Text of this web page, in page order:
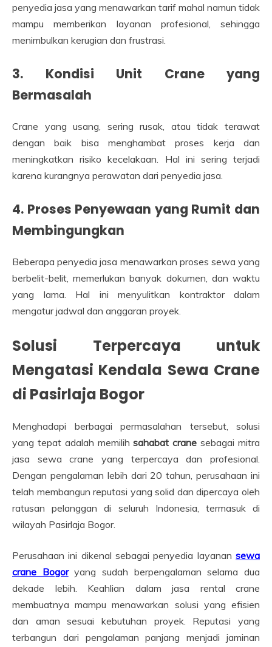
penyedia jasa yang menawarkan tarif mahal namun tidak
mampu memberikan layanan profesional, sehingga
menimbulkan kerugian dan frustrasi.
3. Kondisi Unit Crane yang
Bermasalah
Crane yang usang, sering rusak, atau tidak terawat
dengan baik bisa menghambat proses kerja dan
meningkatkan risiko kecelakaan. Hal ini sering terjadi
karena kurangnya perawatan dari penyedia jasa.
4. Proses Penyewaan yang Rumit dan
Membingungkan
Beberapa penyedia jasa menawarkan proses sewa yang
berbelit-belit, memerlukan banyak dokumen, dan waktu
yang lama. Hal ini menyulitkan kontraktor dalam
mengatur jadwal dan anggaran proyek.
Solusi Terpercaya untuk
Mengatasi Kendala Sewa Crane
di Pasirlaja Bogor
Menghadapi berbagai permasalahan tersebut, solusi
yang tepat adalah memilihsahabat crane sebagai mitra
jasa sewa crane yang terpercaya dan profesional.
Dengan pengalaman lebih dari 20 tahun, perusahaan ini
telah membangun reputasi yang solid dan dipercaya oleh
ratusan pelanggan di seluruh Indonesia, termasuk di
wilayah Pasirlaja Bogor.
Perusahaan ini dikenal sebagai penyedia layanan sewa
crane Bogoryang sudah berpengalaman selama dua
dekade lebih. Keahlian dalam jasa rental crane
membuatnya mampu menawarkan solusi yang efisien
dan aman sesuai kebutuhan proyek. Reputasi yang
terbangun dari pengalaman panjang menjadi jaminan